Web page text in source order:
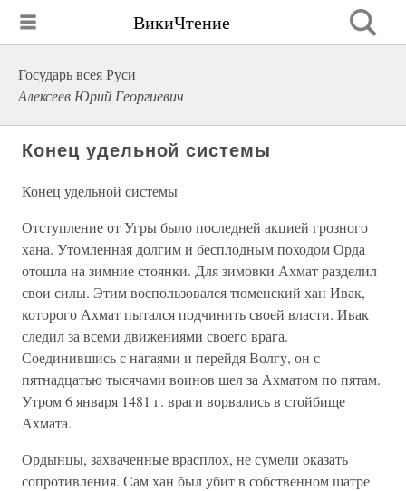
ВикиЧтение
Государь всея Руси
Алексеев Юрий Георгиевич
Конец удельной системы
Конец удельной системы
Отступление от Угры было последней акцией грозного
хана. Утомленная долгим и бесплодным походом Орда
отошла на зимние стоянки. Для зимовки Ахмат разделил
свои силы. Этим воспользовался тюменский хан Ивак,
которого Ахмат пытался подчинить своей власти. Ивак
следил за всеми движениями своего врага.
Соединившись с нагаями и перейдя Волгу, он с
пятнадцатью тысячами воинов шел за Ахматом по пятам.
Утром 6 января 1481 г. враги ворвались в стойбище
Ахмата.
Ордынцы, захваченные врасплох, не сумели оказать
сопротивления. Сам хан был убит в собственном шатре